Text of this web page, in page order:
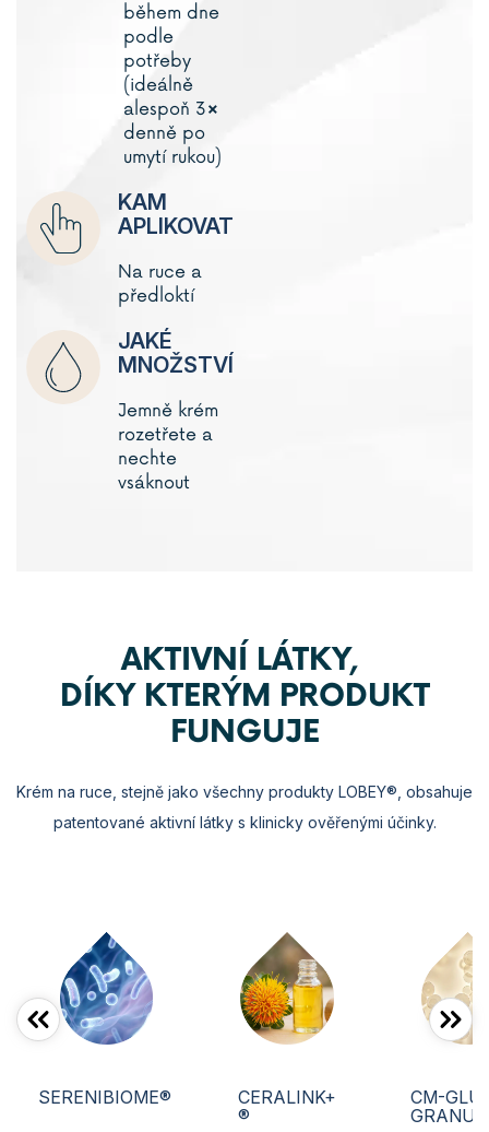
během dne
podle
potřeby
(ideálně
alespoň 3×
denně po
umytí rukou)
KAM
APLIKOVAT
Na ruce a
předloktí
JAKÉ
MNOŽSTVÍ
Jemně krém
rozetřete a
nechte
vsáknout
AKTIVNÍ LÁTKY,
DÍKY KTERÝM PRODUKT
FUNGUJE
Krém na ruce, stejně jako všechny produkty LOBEY®, obsahuje
patentované aktivní látky s klinicky ověřenými účinky.
SERENIBIOME®
CERALINK+
®
CM-